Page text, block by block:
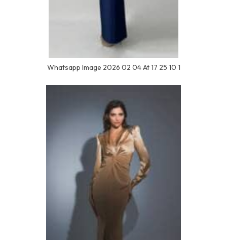
Whatsapp Image 2026 02 04 At 17 25 10 1